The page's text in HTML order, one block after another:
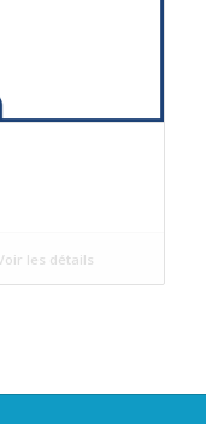
les détails